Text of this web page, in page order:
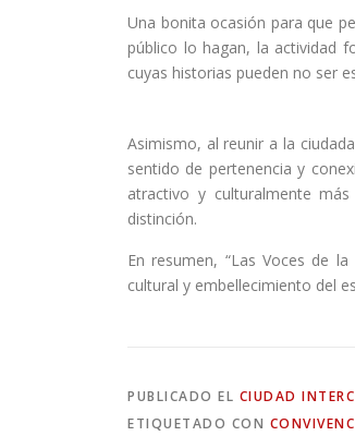
Una bonita ocasión para que
público lo hagan, la actividad
cuyas historias pueden no ser
Asimismo, al reunir a la
sentido de pertenencia y
atractivo y culturalmente
distinción.
En resumen, “Las Voces de
cultural y embellecimiento del
PUBLICADO EL CIUDAD
ETIQUETADO CON